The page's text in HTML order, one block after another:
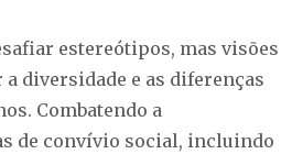
estereótipos, mas visões
diversidade e as diferenças
Combatendo a
de convívio social, incluindo